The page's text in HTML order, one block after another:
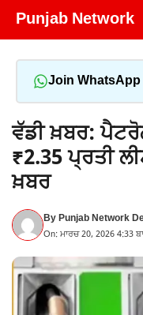
Skip
Punjab Network
Join WhatsApp
ਵੱਡੀ ਖ਼ਬਰ:
₹2.35 ਪ੍ਰਤੀ
ਖ਼ਬਰ
ByPunjab Network
On: ਮਾਰਚ 20, 2026 4:33